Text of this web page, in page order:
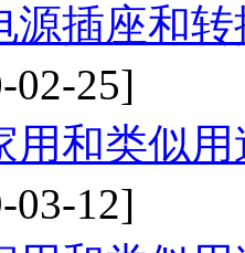
源插座和
02-25]
用和类似
03-12]